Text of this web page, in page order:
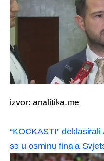
izvor: analitika.me
“KOCKASTI”
se u osminu finala